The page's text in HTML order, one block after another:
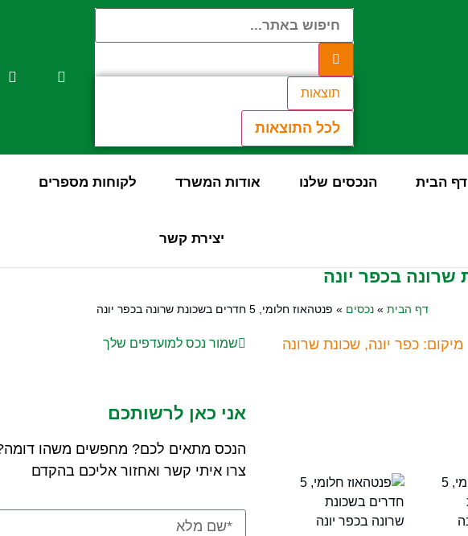
תוצאות
לכל התוצאות
דף הבית הנכסים שלנו אודות המשרד לקוחות מספרים
יצירת קשר
דף הבית »נכסים » פנטהאוז חלומי, 5 חדרים בשכונת שרונה בכפר יונה
מיקום: כפר יונה, שכונת שרונה שמור נכס למועדפים שלך
אני כאן לרשותכם
הנכס מתאים לכם? מחפשים משהו
צרו איתי קשר ואחזור אליכם בהקדם